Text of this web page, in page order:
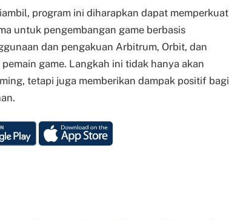
program ini diharapkan dapat memperkuat
untuk pengembangan game berbasis
dan pengakuan Arbitrum, Orbit, dan
game. Langkah ini tidak hanya akan
tetapi juga memberikan dampak positif bagi